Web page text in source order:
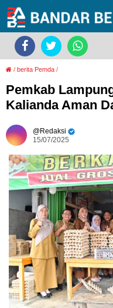
/ berita Pemda /
Pemkab
Kalianda Aman
Redaksi
15/07/2025